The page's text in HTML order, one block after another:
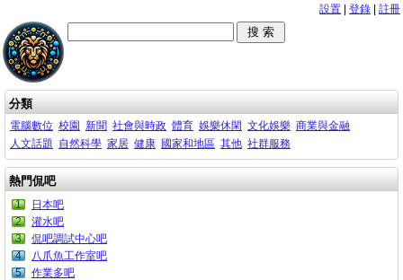
設置 登錄 註冊
分類
電腦數位 校園 新聞 社會與時政 體育 娛樂休閑 文化娛樂 商業與金融
人文話題 自然科學 家居 健康 國家和地區 其他 社群服務
熱門侃吧
1
日本吧
2
灌水吧
3
侃吧調試中心吧
4
八爪魚工作室吧
5
作業多吧